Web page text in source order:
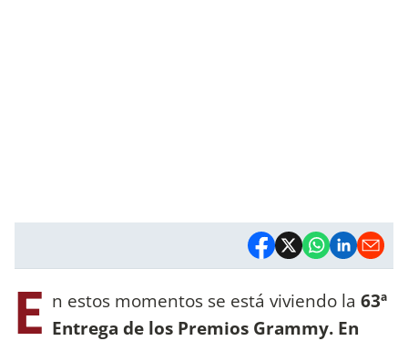
E n estos momentos se está viviendo la 63ª
Entrega de los Premios Grammy. En